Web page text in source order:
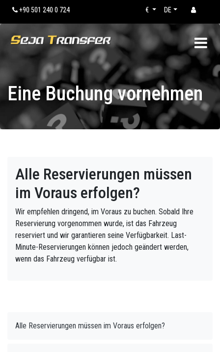
+90 501 240 0 724 DE
€
Eine Buchung vornehmen
Alle Reservierungen müssen
im Voraus erfolgen?
Wir empfehlen dringend, im Voraus zu buchen. Sobald Ihre
Reservierung vorgenommen wurde, ist das Fahrzeug
reserviert und wir garantieren seine Verfügbarkeit. Last-
Minute-Reservierungen können jedoch geändert werden,
wenn das Fahrzeug verfügbar ist.
Alle Reservierungen müssen im Voraus erfolgen?